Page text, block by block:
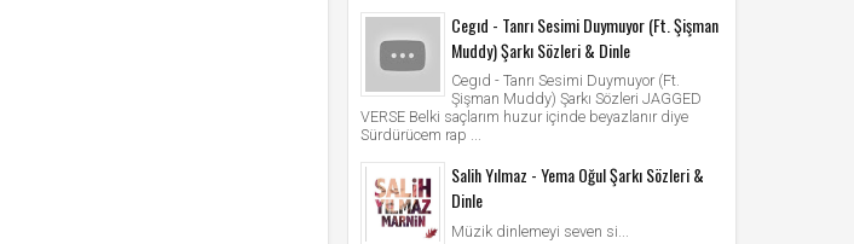
Cegıd - Tanrı Sesimi Duymuyor (Ft. Şişman
Muddy) Şarkı Sözleri & Dinle
Cegıd - Tanrı Sesimi Duymuyor (Ft.
Şişman Muddy) Şarkı Sözleri JAGGED
VERSE Belki saçlarım huzur içinde beyazlanır diye
Sürdürücem rap ...
Salih Yılmaz - Yema Oğul Şarkı Sözleri &
Dinle
Müzik dinlemeyi seven si...